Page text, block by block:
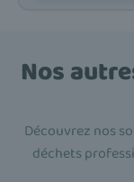
Nos
Découvrez nos
déchets